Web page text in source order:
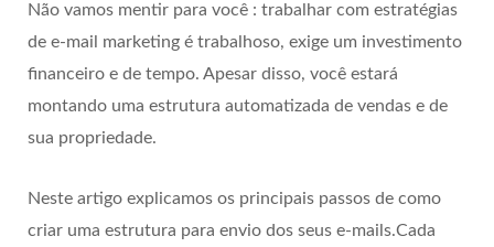
Não vamos mentir para você : trabalhar com estratégias
de e-mail marketing é trabalhoso, exige um investimento
financeiro e de tempo. Apesar disso, você estará
montando uma estrutura automatizada de vendas e de
sua propriedade.
Neste artigo explicamos os principais passos de como
criar uma estrutura para envio dos seus e-mails.Cada